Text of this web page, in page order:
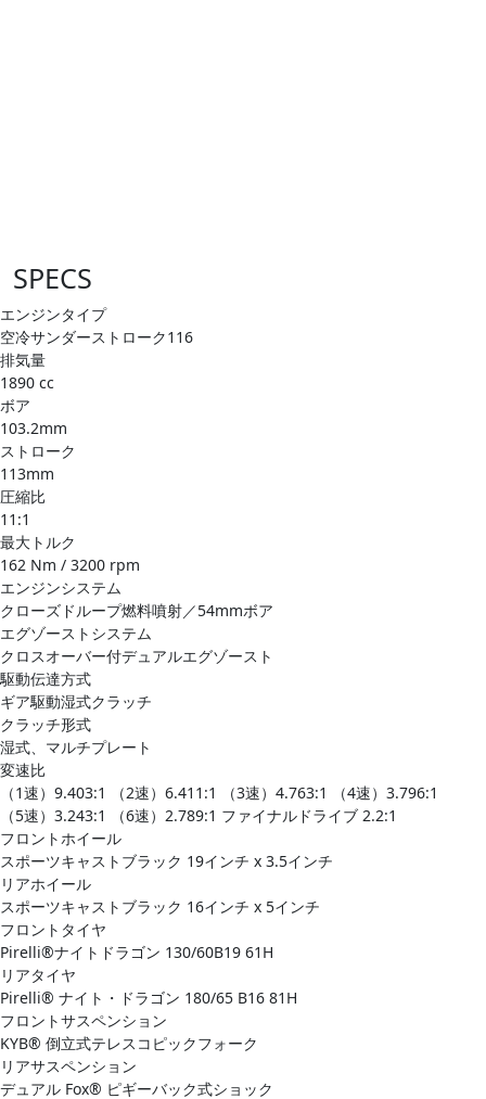
SPECS
エンジンタイプ
空​冷サンダーストローク116
排気量
1890 cc
ボア
103.2mm
ストローク
113mm
圧縮比
11:1
最大トルク
162 Nm / 3200 rpm
エンジンシステム
クローズドループ燃料噴射／54mmボア
エグゾーストシステム
クロスオーバー付デュアルエグゾースト
駆動伝達方式
ギア駆動湿式クラッチ
クラッチ形式
湿式、​マルチプレート
変速比
（1速）​9.403:1 ​（2速）​6.411:1 ​（3速）​4.763:1 ​（4速）​3.796:1 ​
（5速）​3.243:1 ​（6速）​2.789:1 ファイナルドライブ 2.2:1
フロントホイール
スポーツキャストブラック 19インチ x 3.5インチ
リアホイール
スポーツキャストブラック 16インチ x 5インチ
フロントタイヤ
Pirelli®ナイトドラゴン 130/60B19 61H
リアタイヤ
Pirelli® ナイト・ドラゴン 180/65 B16 81H
フロントサスペンション
KYB® 倒立式テレスコピックフォーク
リアサスペンション
デュアル Fox® ピギーバック式ショック